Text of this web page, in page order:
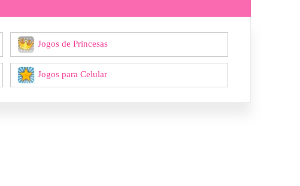
Jogos de Princesas
Jogos para Celular